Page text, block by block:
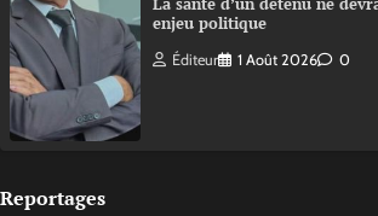
La santé d’un détenu ne
enjeu politique
Éditeur 1 Août 2026 0
Reportages